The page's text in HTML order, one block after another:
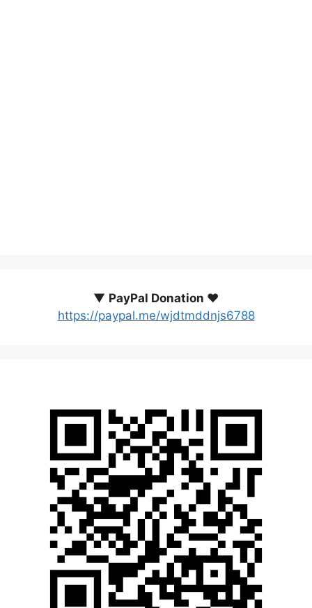
▼ PayPal Donation ♥️
https://paypal.me/wjdtmddnjs6788